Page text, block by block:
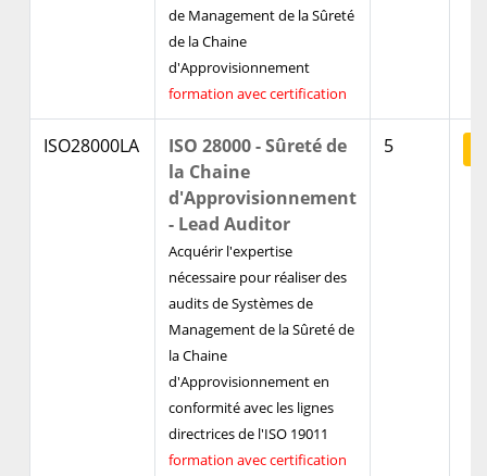
de Management de la Sûreté
de la Chaine
d'Approvisionnement
formation avec certification
ISO28000LA
ISO 28000 - Sûreté de
la Chaine
d'Approvisionnement
- Lead Auditor
Acquérir l'expertise
nécessaire pour réaliser des
audits de Systèmes de
Management de la Sûreté de
la Chaine
d'Approvisionnement en
conformité avec les lignes
directrices de l'ISO 19011
formation avec certification
5